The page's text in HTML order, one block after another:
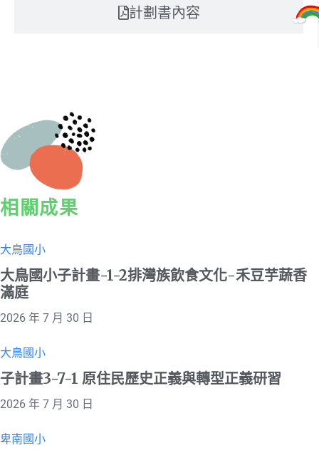
計劃書內容
相關成果
大鳥國小
大鳥國小子計畫-1-2排灣族飲食文化-禾豆芋蔬香
滿庭
2026 年 7 月 30 日
大鳥國小
子計畫3-7-1 原住民歷史正義與轉型正義研習
2026 年 7 月 30 日
卑南國小